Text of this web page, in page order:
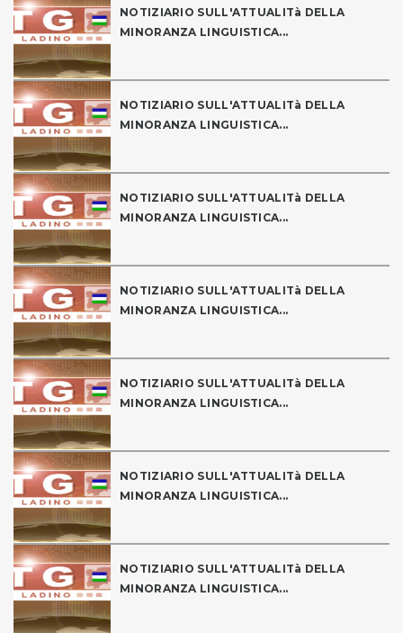
NOTIZIARIO SULL'ATTUALITà DELLA
MINORANZA LINGUISTICA...
NOTIZIARIO SULL'ATTUALITà DELLA
MINORANZA LINGUISTICA...
NOTIZIARIO SULL'ATTUALITà DELLA
MINORANZA LINGUISTICA...
NOTIZIARIO SULL'ATTUALITà DELLA
MINORANZA LINGUISTICA...
NOTIZIARIO SULL'ATTUALITà DELLA
MINORANZA LINGUISTICA...
NOTIZIARIO SULL'ATTUALITà DELLA
MINORANZA LINGUISTICA...
NOTIZIARIO SULL'ATTUALITà DELLA
MINORANZA LINGUISTICA...